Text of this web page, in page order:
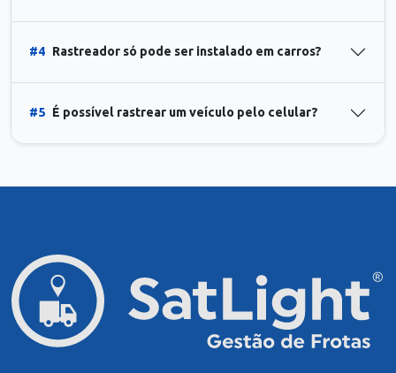
#4 Rastreador só pode ser instalado em carros?
#5 É possível rastrear um veículo pelo celular?